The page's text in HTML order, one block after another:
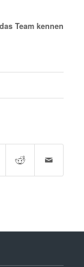
Team kennen